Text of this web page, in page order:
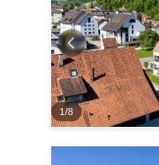
1/8